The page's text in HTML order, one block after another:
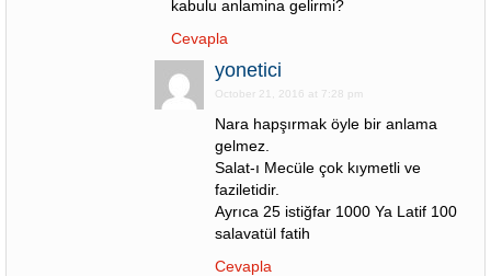
kabulu anlamina gelirmi?
Cevapla
yonetici
October 21, 2016 at 7:28 pm
Nara hapşırmak öyle bir anlama
gelmez.
Salat-ı Mecüle çok kıymetli ve
faziletidir.
Ayrıca 25 istiğfar 1000 Ya Latif 100
salavatül fatih
Cevapla